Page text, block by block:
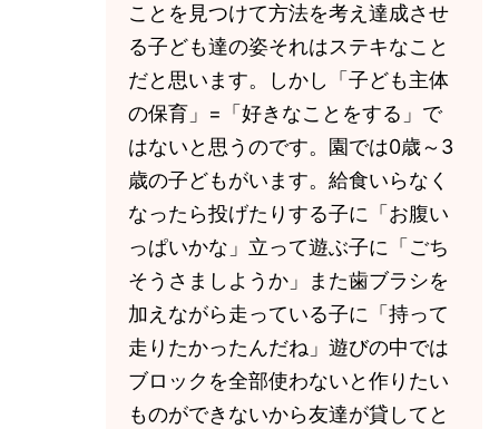
ことを見つけて方法を考え達成させ
る子ども達の姿それはステキなこと
だと思います。しかし「子ども主体
の保育」=「好きなことをする」で
はないと思うのです。園では0歳～3
歳の子どもがいます。給食いらなく
なったら投げたりする子に「お腹い
っぱいかな」立って遊ぶ子に「ごち
そうさましようか」また歯ブラシを
加えながら走っている子に「持って
走りたかったんだね」遊びの中では
ブロックを全部使わないと作りたい
ものができないから友達が貸してと